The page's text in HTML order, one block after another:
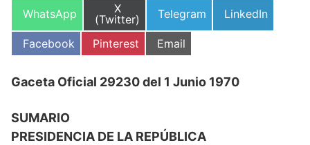
Compartir
WhatsApp
Compartir
en
X
(Twitter)
Compartir
Telegram
Compartir
LinkedIn
Compartir
en
Facebook
Compartir
en
Pinterest
Compartir
en
Email
Gaceta Oficial 29230 del 1 Junio 1970
SUMARIO
PRESIDENCIA DE LA REPÚBLICA